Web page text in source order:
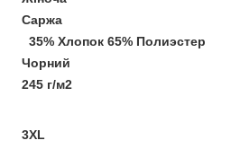
Саржа
35% Хлопок 65% Полиэстер
Чорний
245 г/м2
3XL